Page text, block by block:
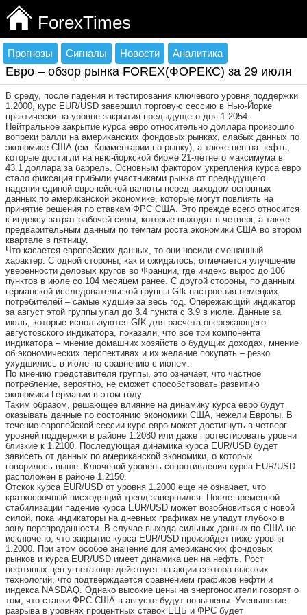
ForexTimes
Прогнозы Сигналы Новости Аналитика
Евро – обзор рынка FOREX(ФОРЕКС) за 29 июля
В среду, после падения и тестирования ключевого уровня поддержки
1.2000, курс EUR/USD завершил торговую сессию в Нью-Йорке
практически на уровне закрытия предыдущего дня 1.2054.
Нейтральное закрытие курса евро относительно доллара произошло
вопреки ралли на американских фондовых рынках, слабых данных по
экономике США (см. Комментарии по рынку), а также цен на нефть,
которые достигли на нью-йоркской бирже 21-летнего максимума в
43.1 доллара за баррель. Основным фактором укрепления курса евро
стало фиксация прибыли участниками рынка от предыдущего
падения единой европейской валюты перед выходом основных
данных по американской экономике, которые могут повлиять на
принятие решения по ставкам ФРС США. Это прежде всего относится
к индексу затрат рабочей силы, которые выходят в четверг, а также
предварительным данным по темпам роста экономики США во втором
квартале в пятницу.
Что касается европейских данных, то они носили смешанный
характер. С одной стороны, как и ожидалось, отмечается улучшение
уверенности деловых кругов во Франции, где индекс вырос до 106
пунктов в июле со 104 месяцем ранее. С другой стороны, по данным
германской исследовательской группы Gfk настроения немецких
потребителей – самые худшие за весь год. Опережающий индикатор
за август этой группы упал до 3.4 пункта с 3.9 в июле. Данные за
июль, которые используются GfK для расчета опережающего
августовского индикатора, показали, что все три компонента
индикатора – мнение домашних хозяйств о будущих доходах, мнение
об экономических перспективах и их желание покупать – резко
ухудшились в июле по сравнению с июнем.
По мнению представителя группы, это означает, что частное
потребление, вероятно, не сможет способствовать развитию
экономики Германии в этом году.
Таким образом, решающее влияние на динамику курса евро будут
оказывать данные по состоянию экономики США, нежели Европы. В
течение европейской сессии курс евро может достигнуть в четверг
уровней поддержки в районе 1.2080 или даже протестировать уровни
близкие к 1.2100. Последующая динамика курса EUR/USD будет
зависеть от данных по американской экономики, о которых
говорилось выше. Ключевой уровень сопротивления курса EUR/USD
расположен в районе 1.2150.
Отскок курса EUR/USD от уровня 1.2000 еще не означает, что
краткосрочный нисходящий тренд завершился. После временной
стабилизации падение курса EUR/USD может возобновиться с новой
силой, пока индикаторы на дневных графиках не упадут глубоко в
зону перепроданности. В случае выхода сильных данных по США не
исключено, что закрытие курса EUR/USD произойдет ниже уровня
1.2000. При этом особое значение для американских фондовых
рынков и курса EUR/USD имеет динамика цен на нефть. Рост
нефтяных цен угнетающе действует на акции сектора высоких
технологий, что подтверждается сравнением графиков нефти и
индекса NASDAQ. Однако высокие цены на энергоносители говорят о
том, что ставки ФРС США в августе будут повышены. Уменьшение
разрыва в уровнях процентных ставок ЕЦБ и ФРС будет